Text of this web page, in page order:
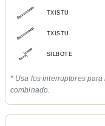
TXISTU
TXISTU
SILBOTE
* Usa los interruptores
combinado.